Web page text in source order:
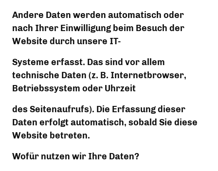
Andere Daten werden automatisch oder
nach Ihrer Einwilligung beim Besuch der
Website durch unsere IT-
Systeme erfasst. Das sind vor allem
technische Daten (z. B. Internetbrowser,
Betriebssystem oder Uhrzeit
des Seitenaufrufs). Die Erfassung dieser
Daten erfolgt automatisch, sobald Sie diese
Website betreten.
Wofür nutzen wir Ihre Daten?